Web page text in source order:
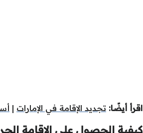
اقرأ أيضًا: تجديد الإقامة في الإمارات |
كيفية الحصول على الإقامة